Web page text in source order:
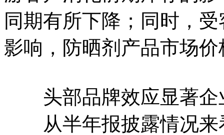
同期有所下降；同时，
影响，防晒剂产品市场
头部品牌效应显著企
从半年报披露情况来